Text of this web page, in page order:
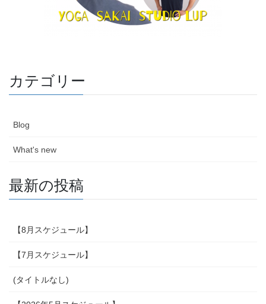
カテゴリー
Blog
What's new
最新の投稿
【8月スケジュール】
【7月スケジュール】
(タイトルなし)